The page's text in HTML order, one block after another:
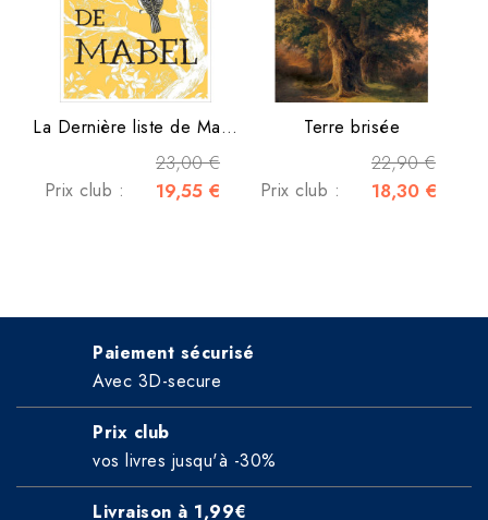
La Dernière liste de Mabel
23,00 €
Prix club : 19,55 €
Terre brisée
22,90 €
Prix club : 18,30 €
Paiement sécurisé
Avec 3D-secure
Prix club
vos livres jusqu'à -30%
Livraison à 1,99€